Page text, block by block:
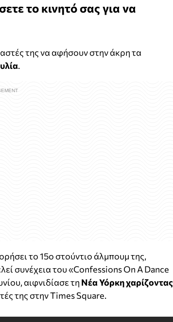
το κινητό σας για να
της να αφήσουν στην άκρη τα
.
το 15ο στούντιο άλμπουμ της,
συνέχεια του «Confessions On A Dance
αιφνιδίασε τη Νέα Υόρκη χαρίζοντας
της στην Times Square.